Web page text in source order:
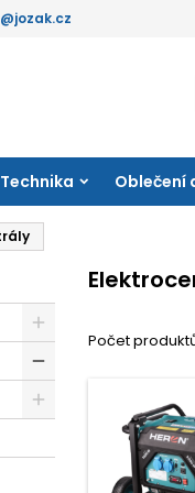
Technika Oblečení
Počet